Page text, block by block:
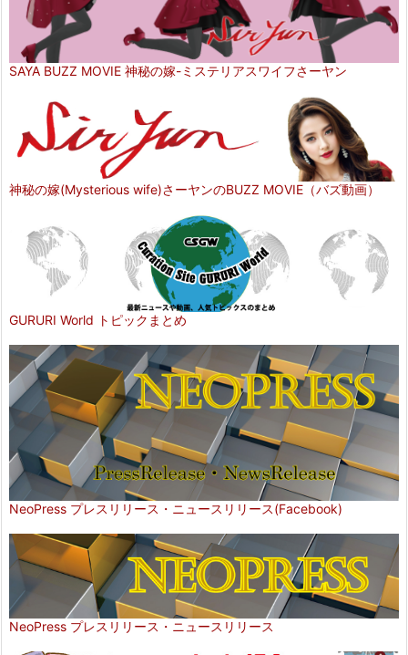
SAYA BUZZ MOVIE 神秘の嫁-ミステリアスワイフさーヤン
神秘の嫁(Mysterious wife)さーヤンのBUZZ MOVIE（バズ動画）
GURURI World トピックまとめ
NeoPress プレスリリース・ニュースリリース(Facebook)
NeoPress プレスリリース・ニュースリリース